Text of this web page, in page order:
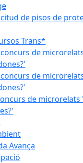
de pisos de
Trans*
de
de
de microrelats
Avança